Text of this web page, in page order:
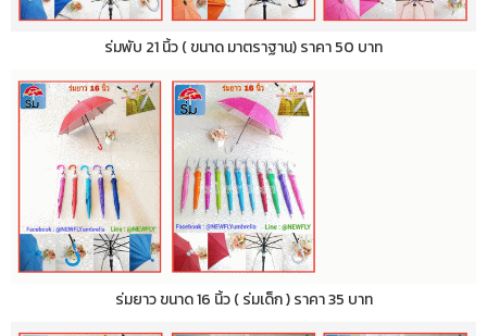
ร่มพับ 21 นิ้ว ( ขนาด มาตราฐาน) ราคา 50 บาท
ร่มยาว ขนาด 16 นิ้ว ( ร่มเด็ก ) ราคา 35 บาท